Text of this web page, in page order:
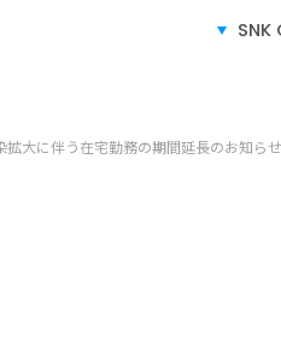
SNK
大に伴う在宅勤務の期間延長のお知らせ